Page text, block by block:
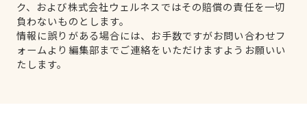
ク、および株式会社ウェルネスではその賠償の責任を一切
負わないものとします。
情報に誤りがある場合には、お手数ですがお問い合わせフ
ォームより編集部までご連絡をいただけますようお願いい
たします。